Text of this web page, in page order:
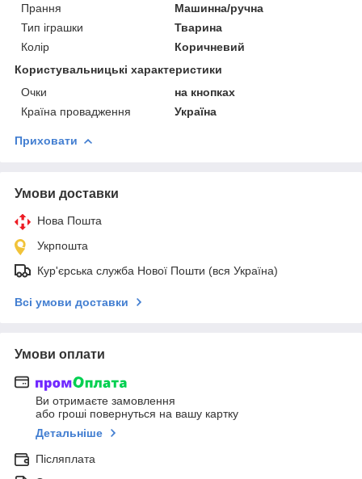
Прання
Машинна/ручна
Тип іграшки
Тварина
Колір
Коричневий
Користувальницькі характеристики
Очки
на кнопках
Країна провадження
Україна
Приховати
Умови доставки
Нова Пошта
Укрпошта
Кур'єрська служба Нової Пошти (вся Україна)
Всі умови доставки
Умови оплати
Ви отримаєте замовлення
або гроші повернуться на вашу картку
Детальніше
Післяплата